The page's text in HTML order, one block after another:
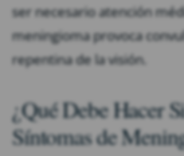
ser necesario atención
meningioma provoca
repentina de la visión.
¿Qué Debe Hacer
Síntomas de